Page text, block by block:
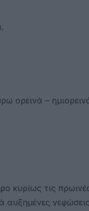
ορεινά –
κυρίως τις
αυξημένες